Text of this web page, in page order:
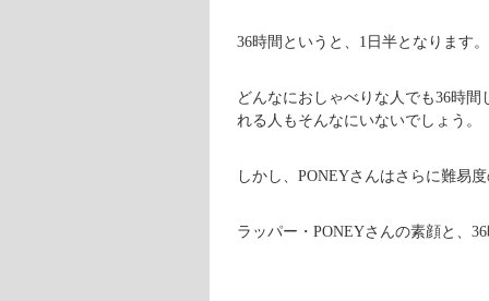
36時間というと、1日半となります。
どんなにおしゃべりな人でも36時
れる人もそんなにいないでしょう。
しかし、PONEYさんはさらに難易
ラッパー・PONEYさんの素顔と、